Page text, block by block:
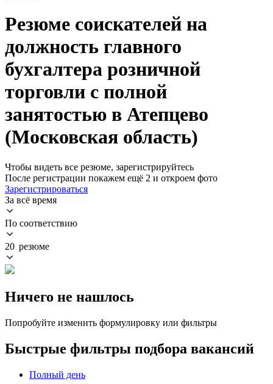
Резюме соискателей на
должность главного
бухгалтера розничной
торговли с полной
занятостью в Атепцево
(Московская область)
Чтобы видеть все резюме, зарегистрируйтесь
После регистрации покажем ещё 2 и откроем фото
Зарегистрироваться
За всё время
По соответствию
20 резюме
Ничего не нашлось
Попробуйте изменить формулировку или фильтры
Быстрые фильтры подбора вакансий
Полный день